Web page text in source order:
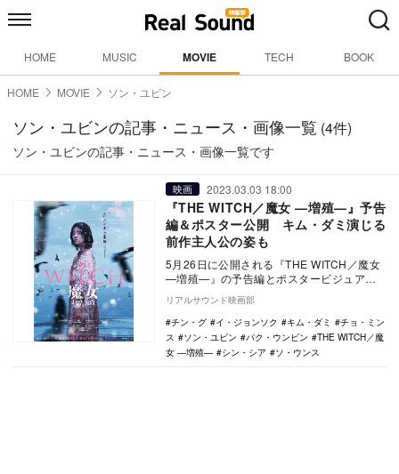
HOME MUSIC MOVIE TECH BOOK
HOME MOVIE ソン・ユビン
ソン・ユビンの記事・ニュース・画像一覧 (4件)
ソン・ユビンの記事・ニュース・画像一覧です
映画 2023.03.03 18:00
『THE WITCH／魔女 —増殖—』予告
編＆ポスター公開 キム・ダミ演じる
前作主人公の姿も
5月26日に公開される『THE WITCH／魔女
—増殖—』の予告編とポスタービジュアル
が公開された。 革新的な遺伝子技術に…
リアルサウンド映画部
チン・グ
イ・ジョンソク キム・ダミ
チョ・ミン
ス
ソン・ユビン パク・ウンビン
THE WITCH／魔
女 —増殖—
シン・シア ソ・ウンス